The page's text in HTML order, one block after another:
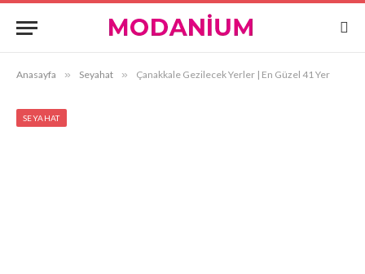
Anasayfa » Seyahat » Çanakkale Gezilecek Yerler | En Güzel 41 Yer
SEYAHAT